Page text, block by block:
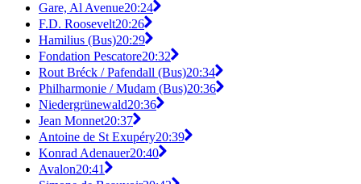
Gare, Al Avenue20:24
F.D. Roosevelt20:26
Hamilius (Bus)20:29
Fondation Pescatore20:32
Rout Bréck / Pafendall (Bus)20:34
Philharmonie / Mudam (Bus)20:36
Niedergrünewald20:36
Jean Monnet20:37
Antoine de St Exupéry20:39
Konrad Adenauer20:40
Avalon20:41